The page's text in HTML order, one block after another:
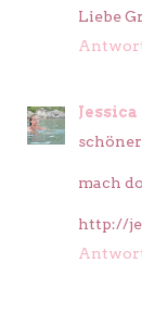
Liebe
Jessica
mach
http://